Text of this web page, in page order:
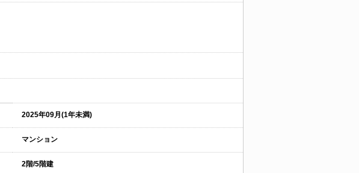
2025年09月(1年未満)
マンション
2階/5階建